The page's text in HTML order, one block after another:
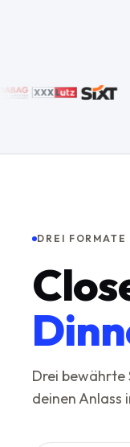
DREI
Drei bewährte
deinen Anlass